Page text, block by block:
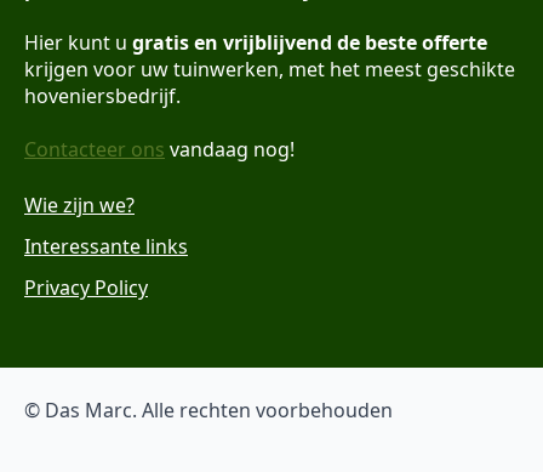
Hier kunt u gratis en vrijblijvend de beste offerte
krijgen voor uw tuinwerken, met het meest geschikte
hoveniersbedrijf.
Contacteer ons vandaag nog!
Wie zijn we?
Interessante links
Privacy Policy
© Das Marc. Alle rechten voorbehouden